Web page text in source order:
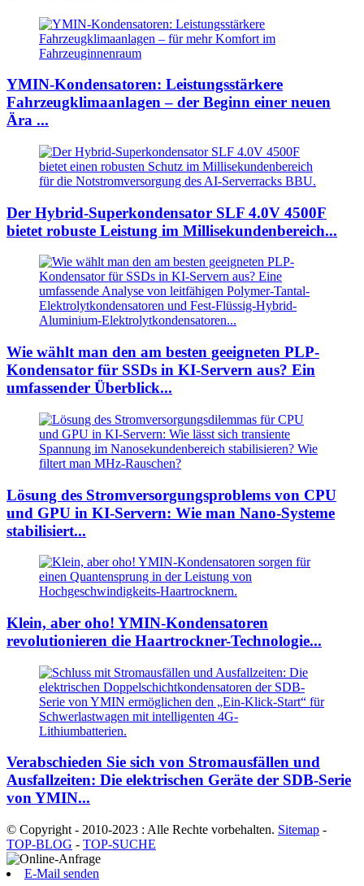
YMIN-Kondensatoren: Leistungsstärkere
Fahrzeugklimaanlagen – der Beginn einer neuen
Ära ...
Der Hybrid-Superkondensator SLF 4.0V 4500F
bietet robuste Leistung im Millisekundenbereich...
Wie wählt man den am besten geeigneten PLP-
Kondensator für SSDs in KI-Servern aus? Ein
umfassender Überblick...
Lösung des Stromversorgungsproblems von CPU
und GPU in KI-Servern: Wie man Nano-Systeme
stabilisiert...
Klein, aber oho! YMIN-Kondensatoren
revolutionieren die Haartrockner-Technologie...
Verabschieden Sie sich von Stromausfällen und
Ausfallzeiten: Die elektrischen Geräte der SDB-Serie
von YMIN...
© Copyright - 2010-2023 : Alle Rechte vorbehalten. Sitemap -
TOP-BLOG - TOP-SUCHE
E-Mail senden